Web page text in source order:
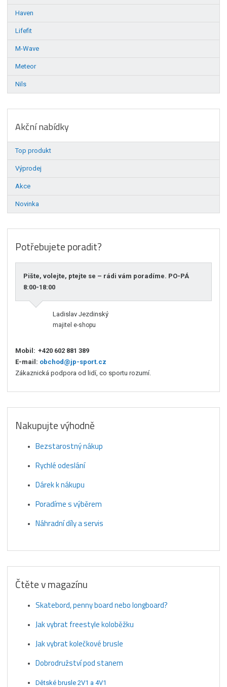
Haven
Lifefit
M-Wave
Meteor
Nils
Akční nabídky
Top produkt
Výprodej
Akce
Novinka
Potřebujete poradit?
Pište, volejte, ptejte se – rádi vám poradíme. PO-PÁ
8:00-18:00
Ladislav Jezdinský
majitel e-shopu
Mobil: +420 602 881 389
E-mail: obchod@jp-sport.cz
Zákaznická podpora od lidí, co sportu rozumí.
Nakupujte výhodně
Bezstarostný nákup
Rychlé odeslání
Dárek k nákupu
Poradíme s výběrem
Náhradní díly a servis
Čtěte v magazínu
Skatebord, penny board nebo longboard?
Jak vybrat freestyle koloběžku
Jak vybrat kolečkové brusle
Dobrodružství pod stanem
Dětské brusle 2V1 a 4V1